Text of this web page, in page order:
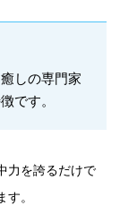
しの専門家
です。
力を誇るだけで
。